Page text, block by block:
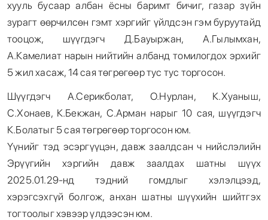
хууль бусаар албан ёсны баримт бичиг, газар зүйн
зурагт өөрчилсөн гэмт хэргийг үйлдсэн гэм буруутайд
тооцож, шүүгдэгч Д.Бауыржан, А.Гылымхан,
А.Камелиат нарын нийтийн албанд томилогдох эрхийг
5 жил хасаж, 14 сая төгрөгөөр тус тус торгосон.
Шүүгдэгч А.Серикболат, О.Нурлан, К.Хуаныш,
С.Хонаев, К.Бекжан, С.Арман нарыг 10 сая, шүүгдэгч
К.Болатыг 5 сая төгрөгөөр торгосон юм.
Үүнийг тэд эсэргүүцэн, давж заалдсан ч нийслэлийн
Эрүүгийн хэргийн давж заалдах шатны шүүх
2025.01.29-нд тэдний гомдлыг хэлэлцээд,
хэрэгсэхгүй болгож, анхан шатны шүүхийн шийтгэх
тогтоолыг хэвээр үлдээсэн юм.